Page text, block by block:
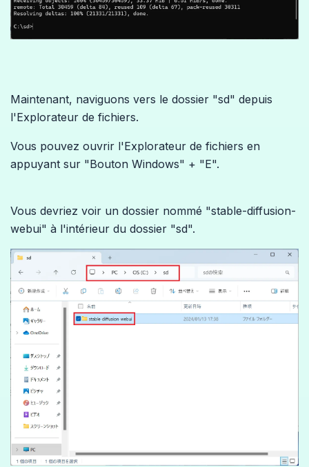
Maintenant, naviguons vers le dossier "sd" depuis
l'Explorateur de fichiers.
Vous pouvez ouvrir l'Explorateur de fichiers en
appuyant sur "Bouton Windows" + "E".
Vous devriez voir un dossier nommé "stable-diffusion-
webui" à l'intérieur du dossier "sd".